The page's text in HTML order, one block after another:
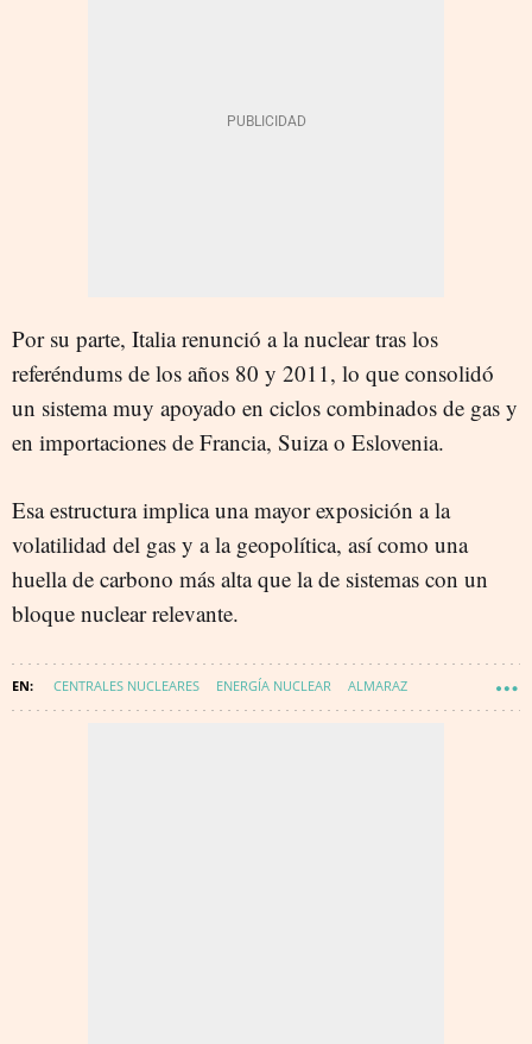
Por su parte, Italia renunció a la nuclear tras los
referéndums de los años 80 y 2011, lo que consolidó
un sistema muy apoyado en ciclos combinados de gas y
en importaciones de Francia, Suiza o Eslovenia.
Esa estructura implica una mayor exposición a la
volatilidad del gas y a la geopolítica, así como una
huella de carbono más alta que la de sistemas con un
bloque nuclear relevante.
CENTRALES NUCLEARES ENERGÍA NUCLEAR ALMARAZ